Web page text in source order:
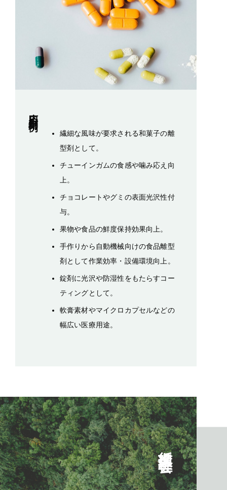
応用利用例
繊細な風味が要求される和菓子の離
型剤として。
チューインガムの食感や噛み応え向
上。
チョコレートやグミの表面光沢性付
与。
果物や食品の鮮度保持効果向上。
手作りから自動機械向けの食品離型
剤として作業効率・設備環境向上。
錠剤に光沢や防湿性をもたらすコー
ティングとして。
軟膏素材やマイクロカプセルなどの
幅広い医療用途。
循環型社会へ